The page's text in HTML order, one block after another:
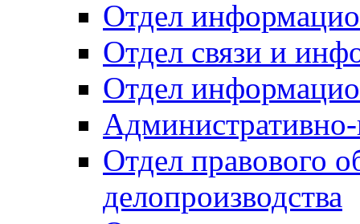
Отдел
Отдел связи и
Отдел
Отдел правового
делопроизводства